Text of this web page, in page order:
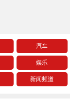
汽车
娱乐
新闻频道